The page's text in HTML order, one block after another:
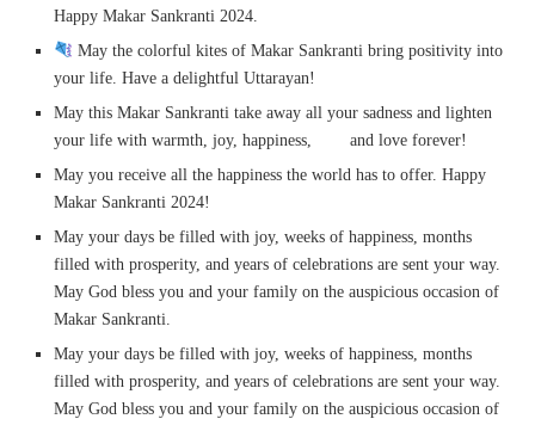
Happy Makar Sankranti 2024.
May the colorful kites of Makar Sankranti bring positivity into
your life. Have a delightful Uttarayan!
May this Makar Sankranti take away all your sadness and lighten
your life with warmth, joy, happiness, and love forever!
May you receive all the happiness the world has to offer. Happy
Makar Sankranti 2024!
May your days be filled with joy, weeks of happiness, months
filled with prosperity, and years of celebrations are sent your way.
May God bless you and your family on the auspicious occasion of
Makar Sankranti.
May your days be filled with joy, weeks of happiness, months
filled with prosperity, and years of celebrations are sent your way.
May God bless you and your family on the auspicious occasion of